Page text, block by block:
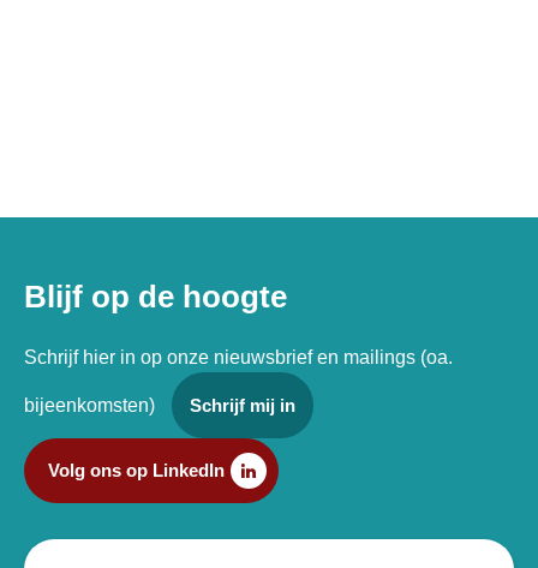
Blijf op de hoogte
Schrijf hier in op onze nieuwsbrief en mailings (oa.
bijeenkomsten) Schrijf mij in
Volg ons op LinkedIn